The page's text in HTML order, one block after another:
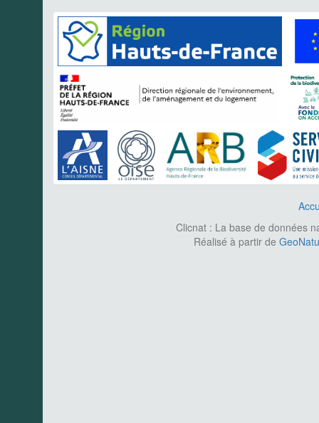
Clicnat : La base de données
Réalisé à partir de